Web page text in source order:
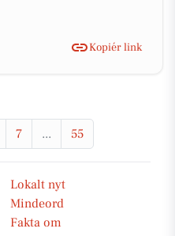
Kopiér link
7 ... 55
Lokalt nyt
Mindeord
Fakta om